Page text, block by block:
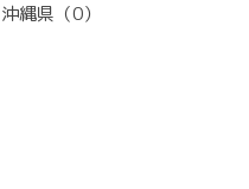
沖縄県（0）